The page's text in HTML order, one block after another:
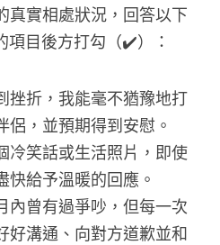
真實相處狀況，回答以下
項目後方打勾（✔️）：
挫折，我能毫不猶豫地打
侶，並預期得到安慰。
冷笑話或生活照片，即使
快給予溫暖的回應。
內曾有過爭吵，但每一次
好溝通、向對方道歉並和